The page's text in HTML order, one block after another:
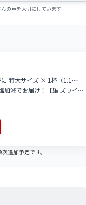
の声を大切にしています
特大サイズ × 1杯（1.1〜
加減でお届け！【雄 ズワイガ
さい [e23-x016_02]
追加予定です。